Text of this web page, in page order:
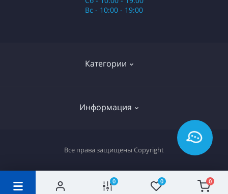
0 0 0
Категории
Российские сигареты
Информация
Вопрос-ответ
Вс - 10:00 - 19:00
Все права защищены Copyright